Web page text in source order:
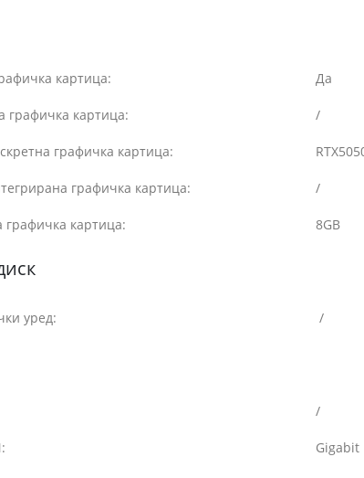
картица: Да
графичка картица: /
графичка картица:
графичка картица: /
картица: 8GB
уред: /
/
Gigabit